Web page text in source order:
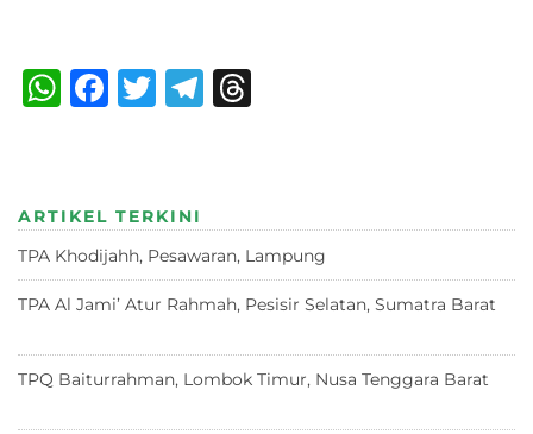
W
s
A
p
p
F
e
b
o
o
k
T
te
r
T
ra
m
d
s
ARTIKEL TERKINI
TPA Khodijahh, Pesawaran, Lampung
TPA Al Jami’ Atur Rahmah, Pesisir Selatan, Sumatra Barat
TPQ Baiturrahman, Lombok Timur, Nusa Tenggara Barat